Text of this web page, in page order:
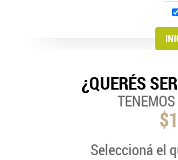
¿QUERÉS
Seleccioná el